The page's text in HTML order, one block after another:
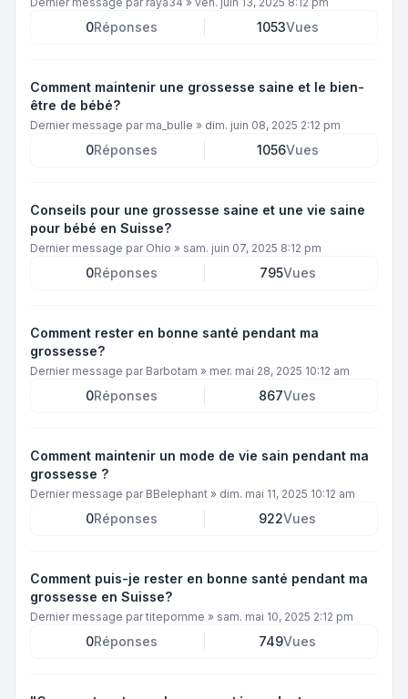
0Réponses 1053Vues
Comment maintenir une grossesse saine et le bien-
être de bébé?
Dernier message par ma_bulle » dim. juin 08, 2025 2:12 pm
0Réponses 1056Vues
Conseils pour une grossesse saine et une vie saine
pour bébé en Suisse?
Dernier message par Ohio » sam. juin 07, 2025 8:12 pm
0Réponses 795Vues
Comment rester en bonne santé pendant ma
grossesse?
Dernier message par Barbotam » mer. mai 28, 2025 10:12 am
0Réponses 867Vues
Comment maintenir un mode de vie sain pendant ma
grossesse ?
Dernier message par BBelephant » dim. mai 11, 2025 10:12 am
0Réponses 922Vues
Comment puis-je rester en bonne santé pendant ma
grossesse en Suisse?
Dernier message partitepomme » sam. mai 10, 2025 2:12 pm
0Réponses 749Vues